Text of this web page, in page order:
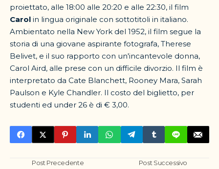
proiettato, alle 18:00 alle 20:20 e alle 22:30, il film
Carol in lingua originale con sottotitoli in italiano.
Ambientato nella New York del 1952, il film segue la
storia di una giovane aspirante fotografa, Therese
Belivet, e il suo rapporto con un'incantevole donna,
Carol Aird, alle prese con un difficile divorzio. Il film è
interpretato da Cate Blanchett, Rooney Mara, Sarah
Paulson e Kyle Chandler. Il costo del biglietto, per
studenti ed under 26 è di € 3,00.
Post Precedente Post Successivo